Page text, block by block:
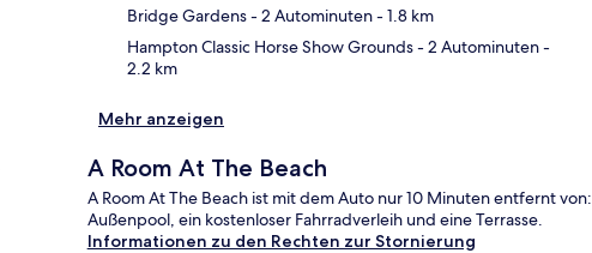
Bridge Gardens- 2 Autominuten- 1.8 km
Hampton Classic Horse Show Grounds- 2 Autominuten-
2.2 km
Mehr anzeigen
A Room At The Beach
A Room At The Beach ist mit dem Auto nur 10 Minuten entfernt
Außenpool, ein kostenloser Fahrradverleih und eine Terrasse.
Informationen zu den Rechten zur Stornierung